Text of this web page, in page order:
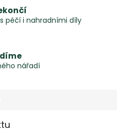
péčí i nahradními díly
nářadí